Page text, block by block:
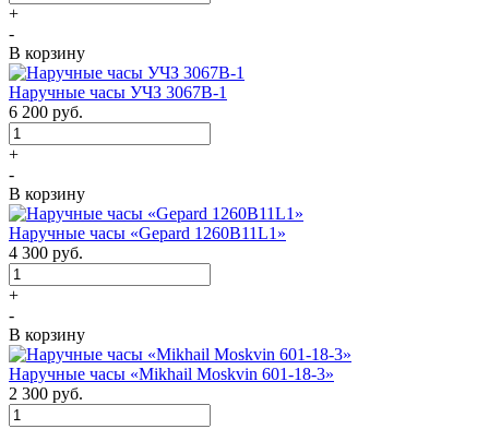
+
-
В корзину
Наручные часы УЧЗ 3067В-1
6 200 руб.
+
-
В корзину
Наручные часы «Gepard 1260B11L1»
4 300 руб.
+
-
В корзину
Наручные часы «Mikhail Moskvin 601-18-3»
2 300 руб.